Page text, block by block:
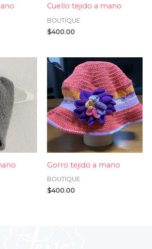
Cuello tejido a mano
BOUTIQUE
$400.00
Gorro tejido a mano
BOUTIQUE
$400.00